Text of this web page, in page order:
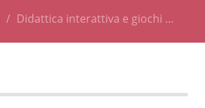
Didattica interattiva e giochi …